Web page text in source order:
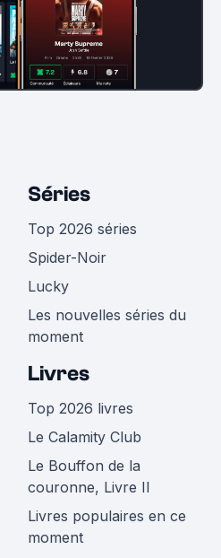
Séries
Top 2026 séries
Spider-Noir
Lucky
Les nouvelles séries du
moment
Livres
Top 2026 livres
Le Calamity Club
Le Bouffon de la
couronne, Livre II
Livres populaires en ce
moment